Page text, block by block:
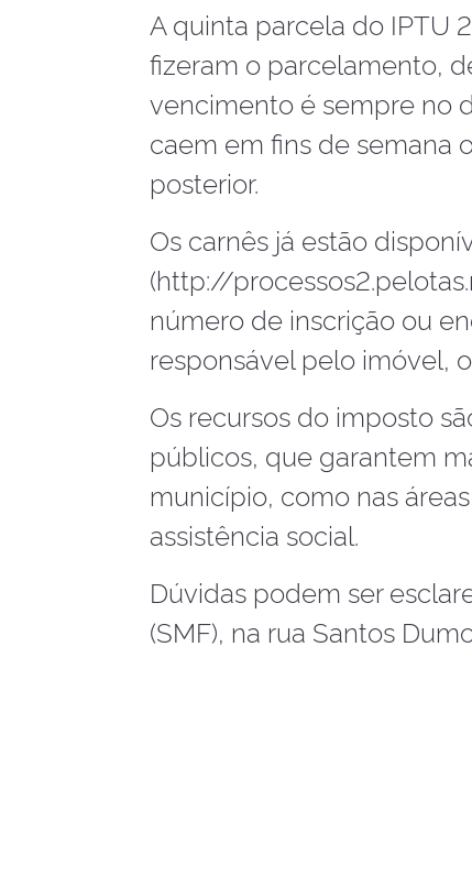
A quinta parcela do IPTU
fizeram o parcelamento,
vencimento é sempre no
caem em fins de semana
posterior.
Os carnês já estão
(http://
número de inscrição ou
responsável pelo imóvel,
Os recursos do imposto
públicos, que garantem
município, como nas
assistência social.
Dúvidas podem ser
(SMF), na rua Santos